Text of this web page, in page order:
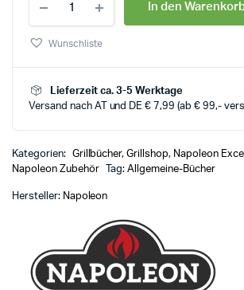
In den
Wunschliste
Lieferzeit ca. 3-5 Werktage
Versand nach AT und DE € 7,99 (ab € 99,-
Kategorien: Grillbücher,Grillshop, Napoleon
Napoleon Zubehör
Tag:Allgemeine-Bücher
Hersteller: Napoleon